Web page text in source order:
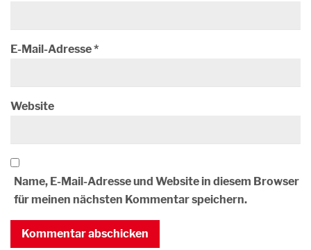
E-Mail-Adresse*
Website
Name, E-Mail-Adresse und Website in diesem Browser
für meinen nächsten Kommentar speichern.